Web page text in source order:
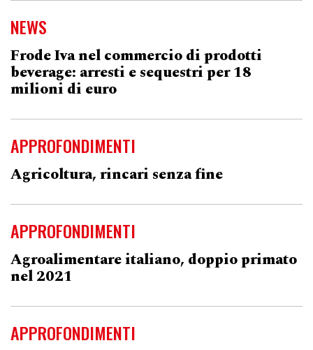
NEWS
Frode Iva nel commercio di prodotti
beverage: arresti e sequestri per 18
milioni di euro
APPROFONDIMENTI
Agricoltura, rincari senza fine
APPROFONDIMENTI
Agroalimentare italiano, doppio primato
nel 2021
APPROFONDIMENTI